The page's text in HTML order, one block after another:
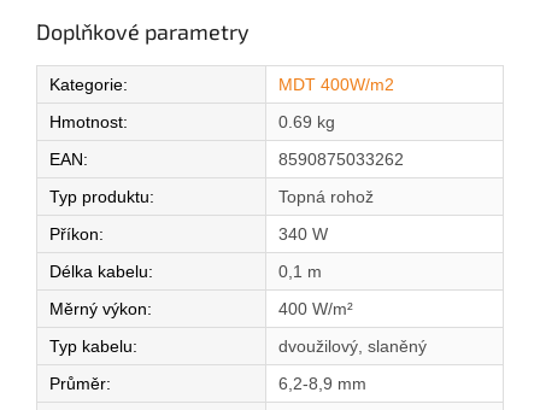
Doplňkové parametry
Kategorie:
MDT 400W/m2
Hmotnost:
0.69 kg
EAN:
8590875033262
Typ produktu:
Topná rohož
Příkon:
340 W
Délka kabelu:
0,1 m
Měrný výkon:
400 W/m²
Typ kabelu:
dvoužilový, slaněný
Průměr:
6,2-8,9 mm